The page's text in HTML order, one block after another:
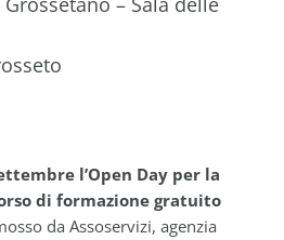
l’Open Day per la
di formazione gratuito
da Assoservizi, agenzia